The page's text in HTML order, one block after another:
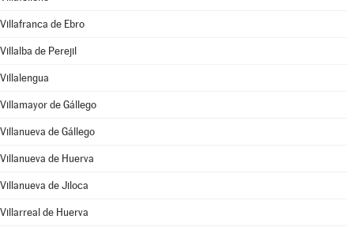
Villafranca de Ebro
Villalba de Perejil
Villalengua
Villamayor de Gállego
Villanueva de Gállego
Villanueva de Huerva
Villanueva de Jiloca
Villarreal de Huerva